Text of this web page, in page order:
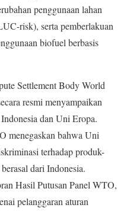
penggunaan lahan
risk), serta pemberlakuan
biofuel berbasis
Settlement Body World
resmi menyampaikan
dan Uni Eropa.
menegaskan bahwa Uni
terhadap produk-
dari Indonesia.
Hasil Putusan Panel WTO,
pelanggaran aturan